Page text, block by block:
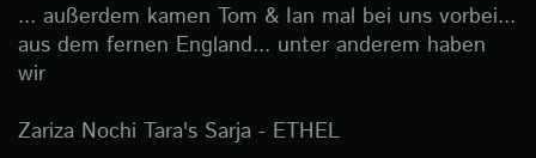
... außerdem kamen Tom & Ian mal bei uns vorbei...
aus dem fernen England... unter anderem haben
wir
Zariza Nochi Tara's Sarja - ETHEL